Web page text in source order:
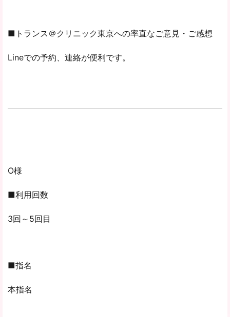
■トランス＠クリニック東京への率直なご意見・ご感想
Lineでの予約、連絡が便利です。
O様
■利用回数
3回～5回目
■指名
本指名